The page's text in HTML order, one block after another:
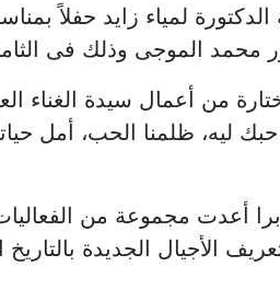
الدكتورة لمياء زايد
وذلك فى الثامنة مساء اليوم الأحد ١٦ فبراير
من أعمال سيدة الغناء
ليه، ظلمنا الحب، أمل
أعدت مجموعة من
الأجيال الجديدة